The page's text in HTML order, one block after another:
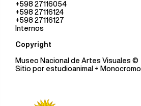
+598 27116054
+598 27116124
+598 27116127
Internos
Copyright
Museo Nacional de Artes Visuales ©
Sitio por estudioanimal + Monocromo